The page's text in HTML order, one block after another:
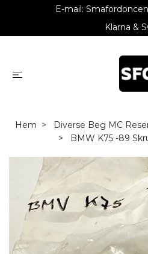
E-mail:
Klarna &
Hem Diverse Beg MC
BMW K75 -89